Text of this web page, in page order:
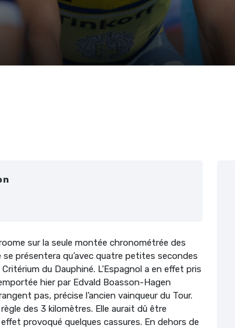
sur la seule montée chronométrée des
présentera qu’avec quatre petites secondes
du Dauphiné. L’Espagnol a en effet pris
hier par Edvald Boasson-Hagen
pas, précise l’ancien vainqueur du Tour.
des 3 kilomètres. Elle aurait dû être
provoqué quelques cassures. En dehors de